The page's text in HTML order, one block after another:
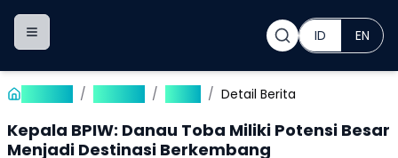
Toggle navigation menu ID EN
/ / / Detail Berita
Kepala BPIW: Danau Toba Miliki Potensi Besar
Menjadi Destinasi Berkembang